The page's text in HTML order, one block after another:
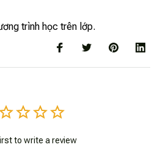
trình học trên lớp.
to write a review